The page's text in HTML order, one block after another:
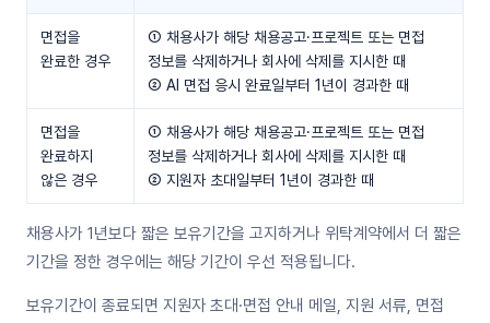
면접을
완료한 경우
① 채용사가 해당 채용공고·프로젝트 또는 면접
정보를 삭제하거나 회사에 삭제를 지시한 때
② AI 면접 응시 완료일부터 1년이 경과한 때
면접을
완료하지
않은 경우
① 채용사가 해당 채용공고·프로젝트 또는 면접
정보를 삭제하거나 회사에 삭제를 지시한 때
② 지원자 초대일부터 1년이 경과한 때
채용사가 1년보다 짧은 보유기간을 고지하거나 위탁계약에서 더 짧은
기간을 정한 경우에는 해당 기간이 우선 적용됩니다.
보유기간이 종료되면 지원자 초대·면접 안내 메일, 지원 서류, 면접